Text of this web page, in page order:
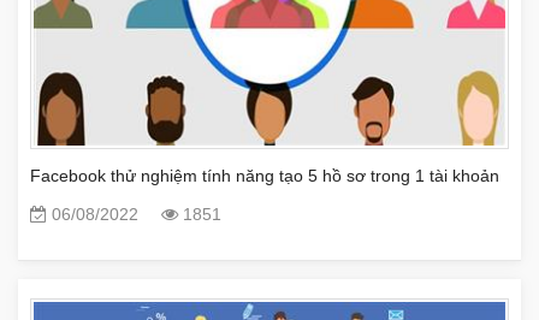
Facebook thử nghiệm tính năng tạo 5 hồ sơ trong 1 tài khoản
06/08/2022
1851